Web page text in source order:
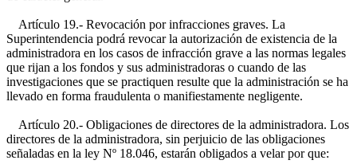
Artículo 19.- Revocación por infracciones graves. La
Superintendencia podrá revocar la autorización de existencia de la
administradora en los casos de infracción grave a las normas legales
que rijan a los fondos y sus administradoras o cuando de las
investigaciones que se practiquen resulte que la administración se ha
llevado en forma fraudulenta o manifiestamente negligente.
Artículo 20.- Obligaciones de directores de la administradora. Los
directores de la administradora, sin perjuicio de las obligaciones
señaladas en la ley Nº 18.046, estarán obligados a velar por que: